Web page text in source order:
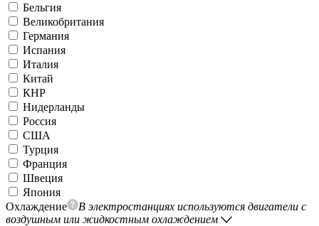
Бельгия
Великобритания
Германия
Испания
Италия
Китай
КНР
Нидерланды
Россия
США
Турция
Франция
Швеция
Япония
Охлаждение
В электростанциях используются двигатели с
воздушным или жидкостным охлаждением